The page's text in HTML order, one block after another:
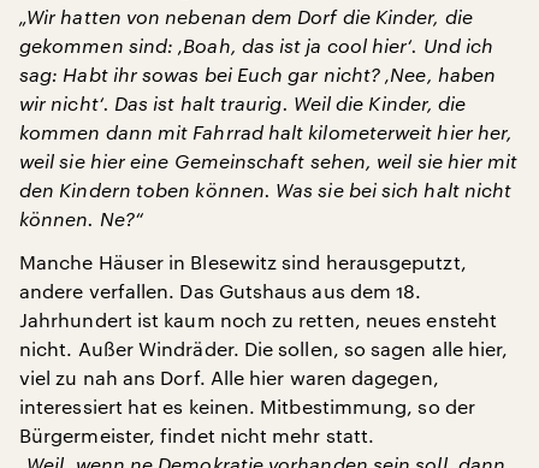
„Wir hatten von nebenan dem Dorf die Kinder, die
gekommen sind: ‚Boah, das ist ja cool hier‘. Und ich
sag: Habt ihr sowas bei Euch gar nicht? ‚Nee, haben
wir nicht‘. Das ist halt traurig. Weil die Kinder, die
kommen dann mit Fahrrad halt kilometerweit hier her,
weil sie hier eine Gemeinschaft sehen, weil sie hier mit
den Kindern toben können. Was sie bei sich halt nicht
können. Ne?“
Manche Häuser in Blesewitz sind herausgeputzt,
andere verfallen. Das Gutshaus aus dem 18.
Jahrhundert ist kaum noch zu retten, neues ensteht
nicht. Außer Windräder. Die sollen, so sagen alle hier,
viel zu nah ans Dorf. Alle hier waren dagegen,
interessiert hat es keinen. Mitbestimmung, so der
Bürgermeister, findet nicht mehr statt.